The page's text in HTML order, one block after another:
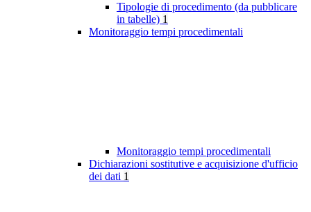
Tipologie di procedimento (da pubblicare
in tabelle) 1
Monitoraggio tempi procedimentali
Monitoraggio tempi procedimentali
Dichiarazioni sostitutive e acquisizione d'ufficio
dei dati 1